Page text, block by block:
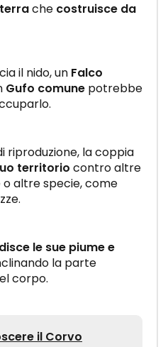
che costruisce da
il nido, un Falco
Gufo comune potrebbe
riproduzione, la coppia
territorio contro altre
altre specie, come
le sue piume e
la parte
corpo.
il Corvo